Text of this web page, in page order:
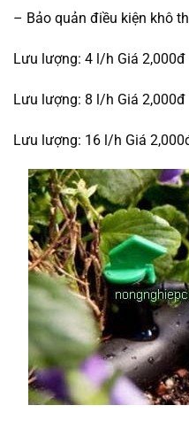
– Bảo quản điều kiện khô
Lưu lượng: 4 l/h Giá 2,000đ
Lưu lượng: 8 l/h Giá 2,000đ
Lưu lượng: 16 l/h Giá